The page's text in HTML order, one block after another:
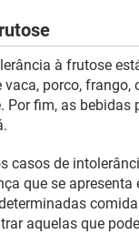
à frutose
vaca, porco, frango,
fim, as bebidas
casos de
que se apresenta
aquelas que